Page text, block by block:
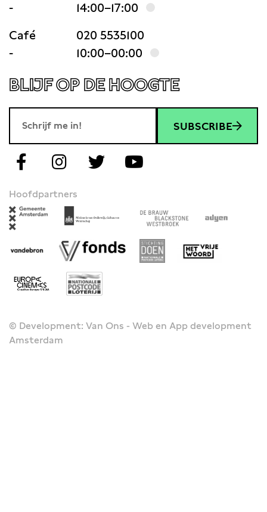
-
14:00–17:00
Café
020 5535100
-
10:00–00:00
BLIJF OP DE HOOGTE
SUBSCRIBE
Hoofdpartners
© Development: Van Ons - Web en App development
Amsterdam